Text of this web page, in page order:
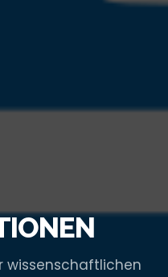
wissenschaftlichen